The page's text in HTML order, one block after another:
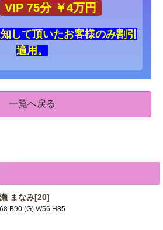
VIP 75分 ￥4万円
して頂いたお客様のみ割引
適用。
一覧へ戻る
まなみ[20]
B90 (G) W56 H85